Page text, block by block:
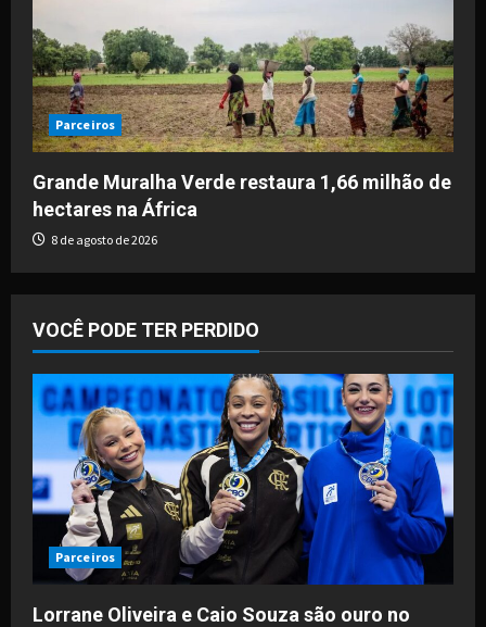
Parceiros
Grande Muralha Verde restaura 1,66 milhão de
hectares na África
8 de agosto de 2026
VOCÊ PODE TER PERDIDO
Parceiros
Lorrane Oliveira e Caio Souza são ouro no